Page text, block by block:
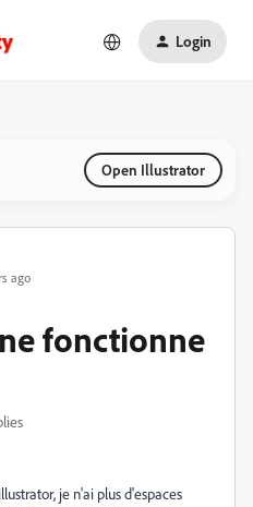
Login
Open Illustrator
ago
fonctionne
je n'ai plus d'espaces